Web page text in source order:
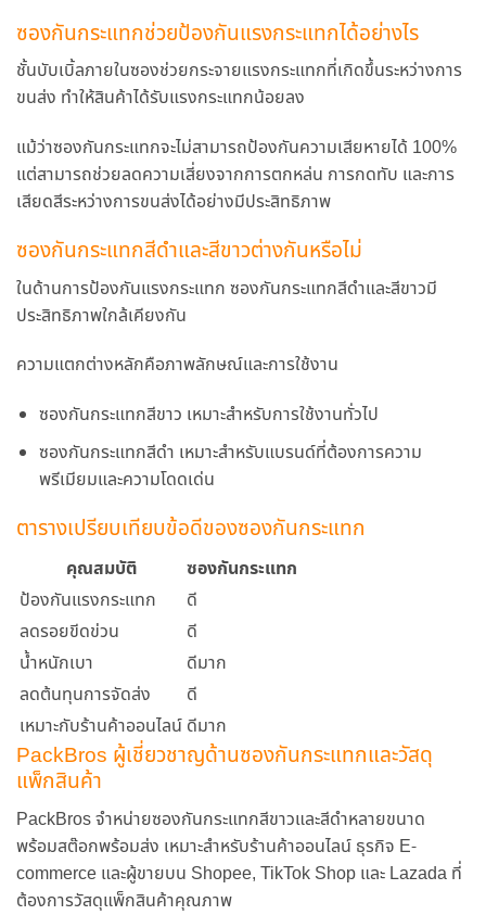
ซองกันกระแทกช่วยป้องกันแรงกระแทกได้อย่างไร
ชั้นบับเบิ้ลภายในซองช่วยกระจายแรงกระแทกที่เกิดขึ้นระหว่างการ
ขนส่ง ทำให้สินค้าได้รับแรงกระแทกน้อยลง
แม้ว่าซองกันกระแทกจะไม่สามารถป้องกันความเสียหายได้ 100%
แต่สามารถช่วยลดความเสี่ยงจากการตกหล่น การกดทับ และการ
เสียดสีระหว่างการขนส่งได้อย่างมีประสิทธิภาพ
ซองกันกระแทกสีดำและสีขาวต่างกันหรือไม่
ในด้านการป้องกันแรงกระแทก ซองกันกระแทกสีดำและสีขาวมี
ประสิทธิภาพใกล้เคียงกัน
ความแตกต่างหลักคือภาพลักษณ์และการใช้งาน
ซองกันกระแทกสีขาว เหมาะสำหรับการใช้งานทั่วไป
ซองกันกระแทกสีดำ เหมาะสำหรับแบรนด์ที่ต้องการความ
พรีเมียมและความโดดเด่น
ตารางเปรียบเทียบข้อดีของซองกันกระแทก
คุณสมบัติ
ซองกันกระแทก
ป้องกันแรงกระแทก
ดี
ลดรอยขีดข่วน
ดี
น้ำหนักเบา
ดีมาก
ลดต้นทุนการจัดส่ง
ดี
เหมาะกับร้านค้าออนไลน์ ดีมาก
PackBros ผู้เชี่ยวชาญด้านซองกันกระแทกและวัสดุ
แพ็กสินค้า
PackBros จำหน่ายซองกันกระแทกสีขาวและสีดำหลายขนาด
พร้อมสต๊อกพร้อมส่ง เหมาะสำหรับร้านค้าออนไลน์ ธุรกิจ E-
commerce และผู้ขายบน Shopee, TikTok Shop และ Lazada ที่
ต้องการวัสดุแพ็กสินค้าคุณภาพ